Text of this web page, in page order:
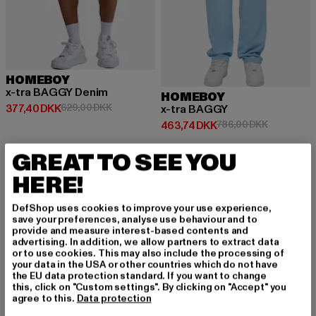
HOMEBOY
x-tra BAGGY Denim
377,40 DKK
Nuværende pris: 377,40 DKK
629,00 DKKKampagnepris: 629,00 DKK
HOMEBOY
x-tra BAGGY
463,74 DKK
Nuværende pris: 463,74 DKK
786,00 DKK
-41%
GREAT TO SEE YOU
HERE!
DefShop uses cookies to improve your use experience,
save your preferences, analyse use behaviour and to
provide and measure interest-based contents and
advertising. In addition, we allow partners to extract data
or to use cookies. This may also include the processing of
your data in the USA or other countries which do not have
the EU data protection standard. If you want to change
this, click on "Custom settings". By clicking on "Accept" you
agree to this. Data protection